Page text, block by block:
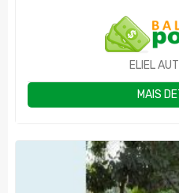
ELIEL
MAIS